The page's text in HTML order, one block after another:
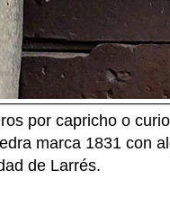
por capricho o
marca 1831 con
de Larrés.